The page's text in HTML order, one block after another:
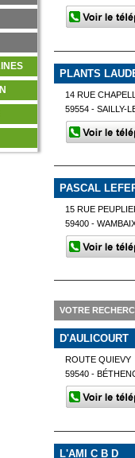
PLANTS
14 RUE
59554 - SAILLY-
PASCAL
15 RUE
59400 -
VOTRE
D'AULICOURT
ROUTE QUIEVY
59540 -
L'AMI C B D